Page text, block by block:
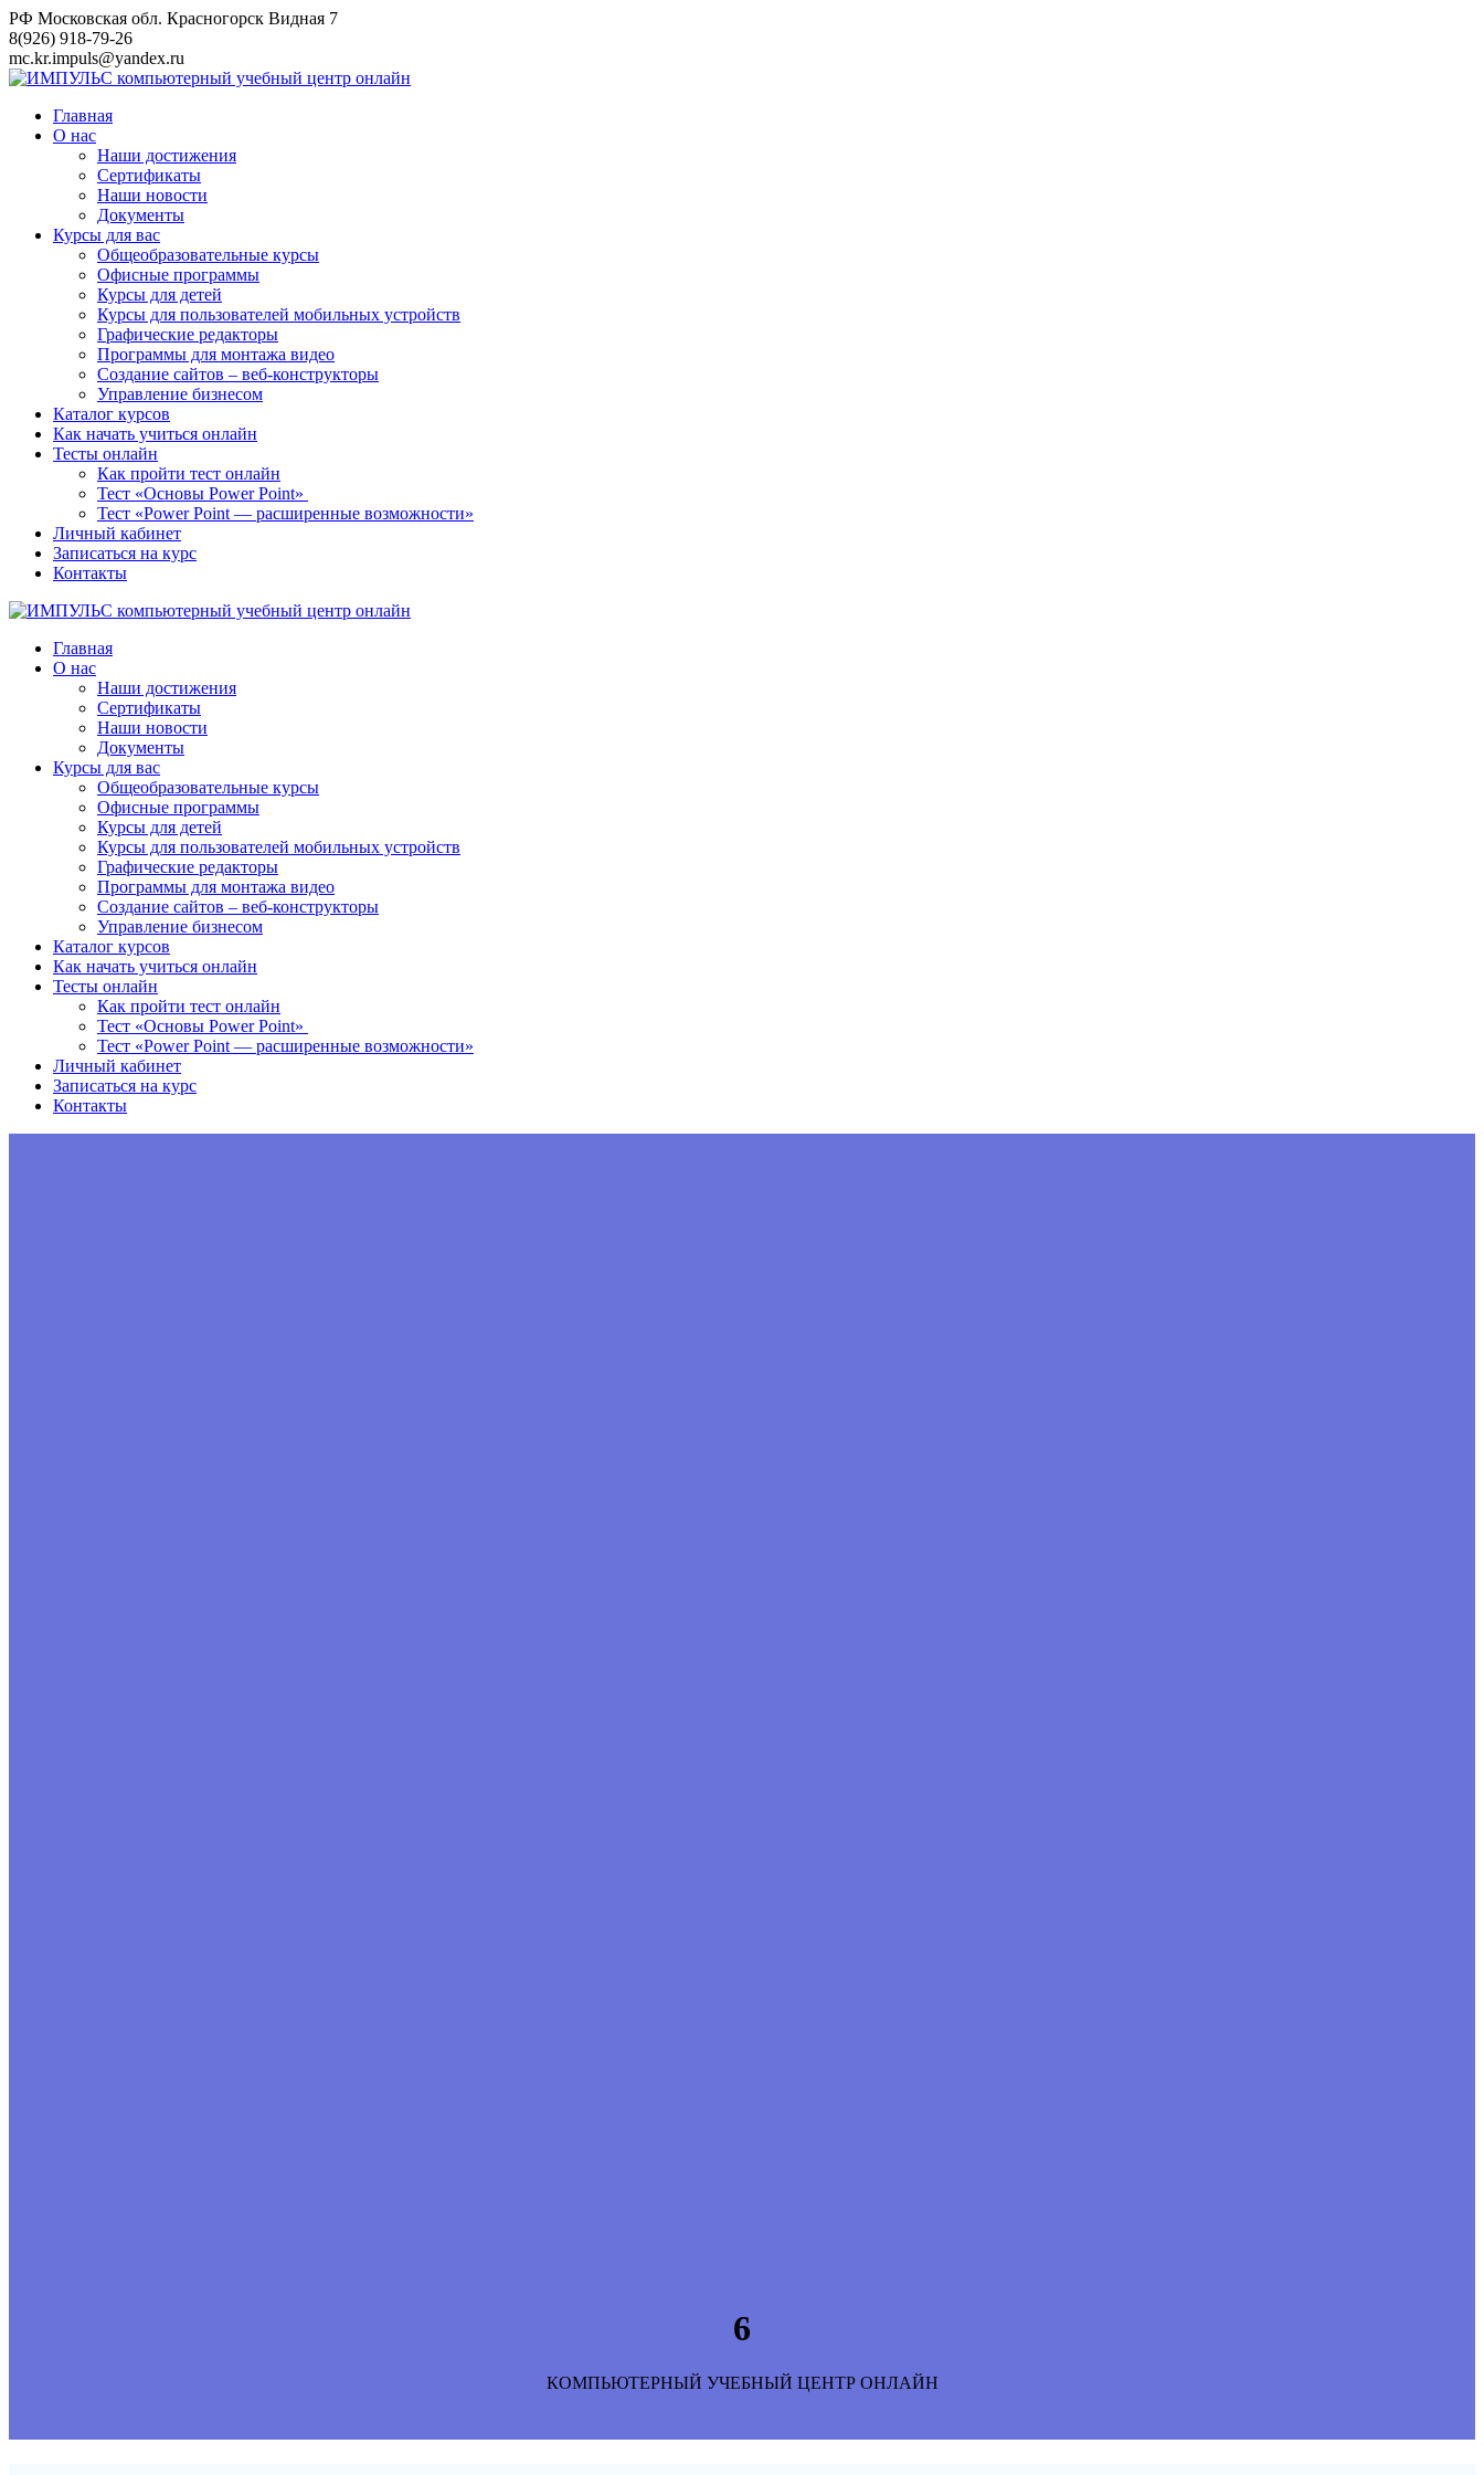
Перейти
к
контенту
РФ Московская обл. Красногорск Видная 7
8(926) 918-79-26
mc.kr.impuls@yandex.ru
Главная
О нас
Наши достижения
Сертификаты
Наши новости
Документы
Курсы для вас
Общеобразовательные курсы
Офисные программы
Курсы для детей
Курсы для пользователей мобильных устройств
Графические редакторы
Программы для монтажа видео
Создание сайтов – веб-конструкторы
Управление бизнесом
Каталог курсов
Как начать учиться онлайн
Тесты онлайн
Как пройти тест онлайн
Тест «Основы Power Point»
Тест «Power Point — расширенные возможности»
Личный кабинет
Записаться на курс
Контакты
Главная
О нас
Наши достижения
Сертификаты
Наши новости
Документы
Курсы для вас
Общеобразовательные курсы
Офисные программы
Курсы для детей
Курсы для пользователей мобильных устройств
Графические редакторы
Программы для монтажа видео
Создание сайтов – веб-конструкторы
Управление бизнесом
Каталог курсов
Как начать учиться онлайн
Тесты онлайн
Как пройти тест онлайн
Тест «Основы Power Point»
Тест «Power Point — расширенные возможности»
Личный кабинет
Записаться на курс
Контакты
6
КОМПЬЮТЕРНЫЙ УЧЕБНЫЙ ЦЕНТР ОНЛАЙН